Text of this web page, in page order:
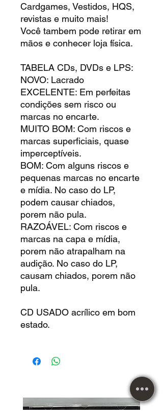
Cardgames, Vestidos, HQS,
revistas e muito mais!
Você tambem pode retirar em
mãos e conhecer loja física.
TABELA CDs, DVDs e LPS:
NOVO: Lacrado
EXCELENTE: Em perfeitas
condições sem risco ou
marcas no encarte.
MUITO BOM: Com riscos e
marcas superficiais, quase
imperceptíveis.
BOM: Com alguns riscos e
pequenas marcas no encarte
e mídia. No caso do LP,
podem causar chiados,
porem não pula.
RAZOÁVEL: Com riscos e
marcas na capa e mídia,
porem não atrapalham na
audição. No caso do LP,
causam chiados, porem não
pula.
CD USADO acrílico em bom
estado.